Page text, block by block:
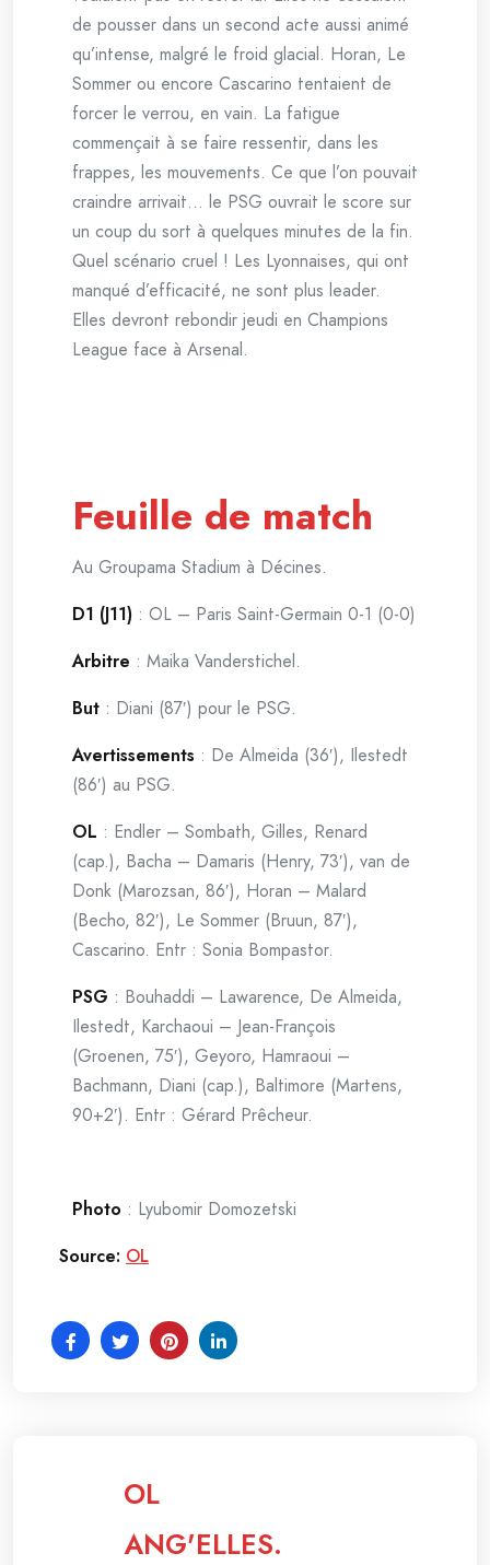
de pousser dans un second acte aussi animé
qu’intense, malgré le froid glacial. Horan, Le
Sommer ou encore Cascarino tentaient de
forcer le verrou, en vain. La fatigue
commençait à se faire ressentir, dans les
frappes, les mouvements. Ce que l’on pouvait
craindre arrivait… le PSG ouvrait le score sur
un coup du sort à quelques minutes de la fin.
Quel scénario cruel ! Les Lyonnaises, qui ont
manqué d’efficacité, ne sont plus leader.
Elles devront rebondir jeudi en Champions
League face à Arsenal.
Feuille de match
Au Groupama Stadium à Décines.
D1 (J11) : OL – Paris Saint-Germain 0-1 (0-0)
Arbitre : Maika Vanderstichel.
But : Diani (87′) pour le PSG.
Avertissements : De Almeida (36′), Ilestedt
(86′) au PSG.
OL : Endler – Sombath, Gilles, Renard
(cap.), Bacha – Damaris (Henry, 73′), van de
Donk (Marozsan, 86′), Horan – Malard
(Becho, 82′), Le Sommer (Bruun, 87′),
Cascarino. Entr : Sonia Bompastor.
PSG : Bouhaddi – Lawarence, De Almeida,
Ilestedt, Karchaoui – Jean-François
(Groenen, 75′), Geyoro, Hamraoui –
Bachmann, Diani (cap.), Baltimore (Martens,
90+2′). Entr : Gérard Prêcheur.
Photo : Lyubomir Domozetski
Source: OL
OL
ANG'ELLES.